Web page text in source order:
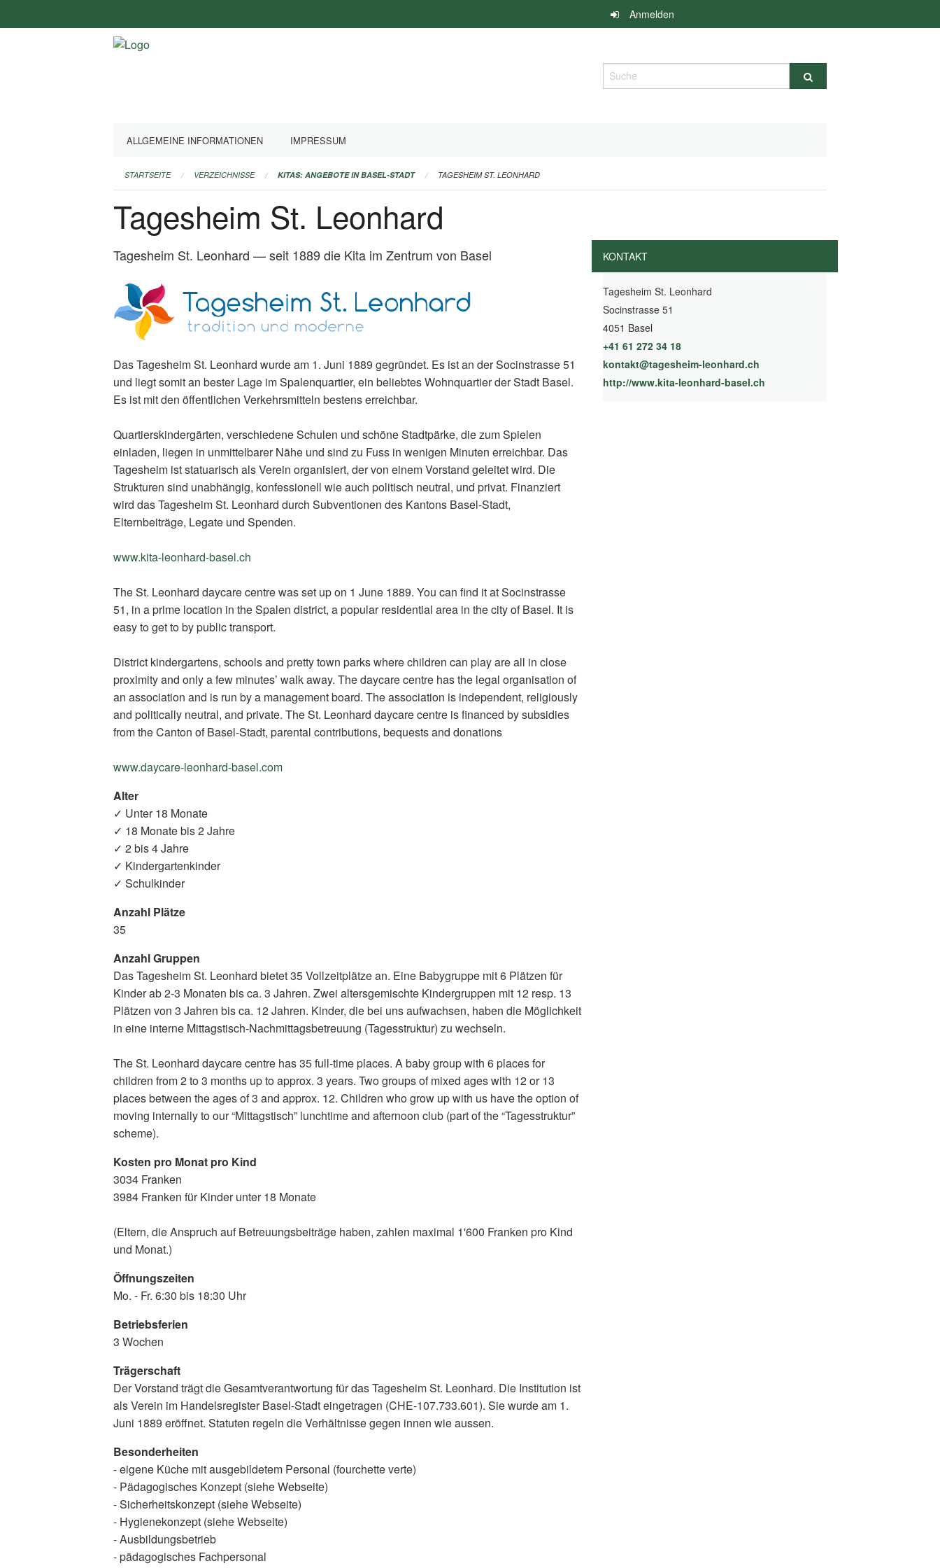
überspringen
Anmelden
Suche
ALLGEMEINE INFORMATIONEN IMPRESSUM
STARTSEITE VERZEICHNISSE KITAS: ANGEBOTE IN BASEL-STADT TAGESHEIM ST. LEONHARD
Tagesheim St. Leonhard
Tagesheim St. Leonhard — seit 1889 die Kita im Zentrum von Basel
Das Tagesheim St. Leonhard wurde am 1. Juni 1889 gegründet. Es ist an der Socinstrasse 51
und liegt somit an bester Lage im Spalenquartier, ein beliebtes Wohnquartier der Stadt Basel.
Es ist mit den öffentlichen Verkehrsmitteln bestens erreichbar.
Quartierskindergärten, verschiedene Schulen und schöne Stadtpärke, die zum Spielen
einladen, liegen in unmittelbarer Nähe und sind zu Fuss in wenigen Minuten erreichbar. Das
Tagesheim ist statuarisch als Verein organisiert, der von einem Vorstand geleitet wird. Die
Strukturen sind unabhängig, konfessionell wie auch politisch neutral, und privat. Finanziert
wird das Tagesheim St. Leonhard durch Subventionen des Kantons Basel-Stadt,
Elternbeiträge, Legate und Spenden.
www.kita-leonhard-basel.ch
The St. Leonhard daycare centre was set up on 1 June 1889. You can find it at Socinstrasse
51, in a prime location in the Spalen district, a popular residential area in the city of Basel. It is
easy to get to by public transport.
District kindergartens, schools and pretty town parks where children can play are all in close
proximity and only a few minutes’ walk away. The daycare centre has the legal organisation of
an association and is run by a management board. The association is independent, religiously
and politically neutral, and private. The St. Leonhard daycare centre is financed by subsidies
from the Canton of Basel-Stadt, parental contributions, bequests and donations
www.daycare-leonhard-basel.com
Alter
✓ Unter 18 Monate
✓ 18 Monate bis 2 Jahre
✓ 2 bis 4 Jahre
✓ Kindergartenkinder
✓ Schulkinder
Anzahl Plätze
35
Anzahl Gruppen
Das Tagesheim St. Leonhard bietet 35 Vollzeitplätze an. Eine Babygruppe mit 6 Plätzen für
Kinder ab 2-3 Monaten bis ca. 3 Jahren. Zwei altersgemischte Kindergruppen mit 12 resp. 13
Plätzen von 3 Jahren bis ca. 12 Jahren. Kinder, die bei uns aufwachsen, haben die Möglichkeit
in eine interne Mittagstisch-Nachmittagsbetreuung (Tagesstruktur) zu wechseln.
The St. Leonhard daycare centre has 35 full-time places. A baby group with 6 places for
children from 2 to 3 months up to approx. 3 years. Two groups of mixed ages with 12 or 13
places between the ages of 3 and approx. 12. Children who grow up with us have the option of
moving internally to our “Mittagstisch” lunchtime and afternoon club (part of the “Tagesstruktur”
scheme).
Kosten pro Monat pro Kind
3034 Franken
3984 Franken für Kinder unter 18 Monate
(Eltern, die Anspruch auf Betreuungsbeiträge haben, zahlen maximal 1'600 Franken pro Kind
und Monat.)
Öffnungszeiten
Mo. - Fr. 6:30 bis 18:30 Uhr
Betriebsferien
3 Wochen
Trägerschaft
Der Vorstand trägt die Gesamtverantwortung für das Tagesheim St. Leonhard. Die Institution ist
als Verein im Handelsregister Basel-Stadt eingetragen (CHE-107.733.601). Sie wurde am 1.
Juni 1889 eröffnet. Statuten regeln die Verhältnisse gegen innen wie aussen.
Besonderheiten
- eigene Küche mit ausgebildetem Personal (fourchette verte)
- Pädagogisches Konzept (siehe Webseite)
- Sicherheitskonzept (siehe Webseite)
- Hygienekonzept (siehe Webseite)
- Ausbildungsbetrieb
- pädagogisches Fachpersonal
KONTAKT
Tagesheim St. Leonhard
Socinstrasse 51
4051 Basel
+41 61 272 34 18
kontakt@tagesheim-leonhard.ch
http://www.kita-leonhard-basel.ch